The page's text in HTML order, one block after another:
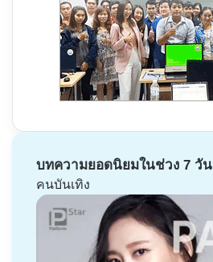
บทความยอดนิยมในช่วง 7 วัน
คนบันเทิง